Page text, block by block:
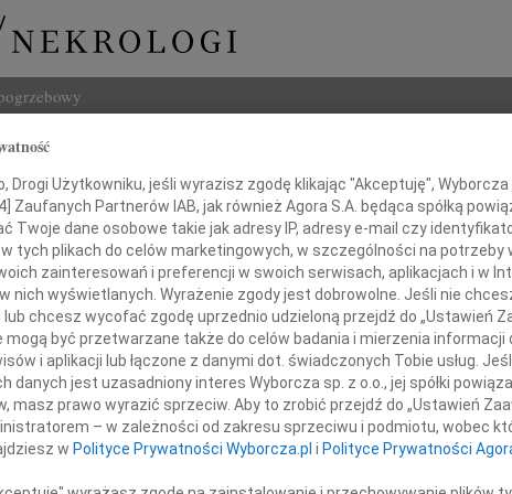
Koper
2012 roku odszedł od nas
Koper
Imię i
INNE
Dla
Z
23
Drogi Użytkowniku, jeśli wyrazisz zgodę klikając "Akceptuję",
] Zaufanych Partnerów IAB, jak również Agora S.A. będąca spółką
Twoje dane osobowe takie jak adresy IP, adresy e-mail czy
tych plikach do celów marketingowych, w szczególności na potrzeby
zainteresowań i preferencji w swoich serwisach, aplikacjach i w
nich wyświetlanych. Wyrażenie zgody jest dobrowolne. Jeśli nie
chcesz wycofać zgodę uprzednio udzieloną przejdź do „Ustawień
mogą być przetwarzane także do celów badania i mierzenia
i aplikacji lub łączone z danymi dot. świadczonych Tobie usług.
danych jest uzasadniony interes Wyborcza sp. z o.o., jej spółki
masz prawo wyrazić sprzeciw. Aby to zrobić przejdź do „Ustawień
– w zależności od zakresu sprzeciwu i podmiotu, wobec
w Polityce Prywatności Wyborcza.pl i Polityce Prywatności